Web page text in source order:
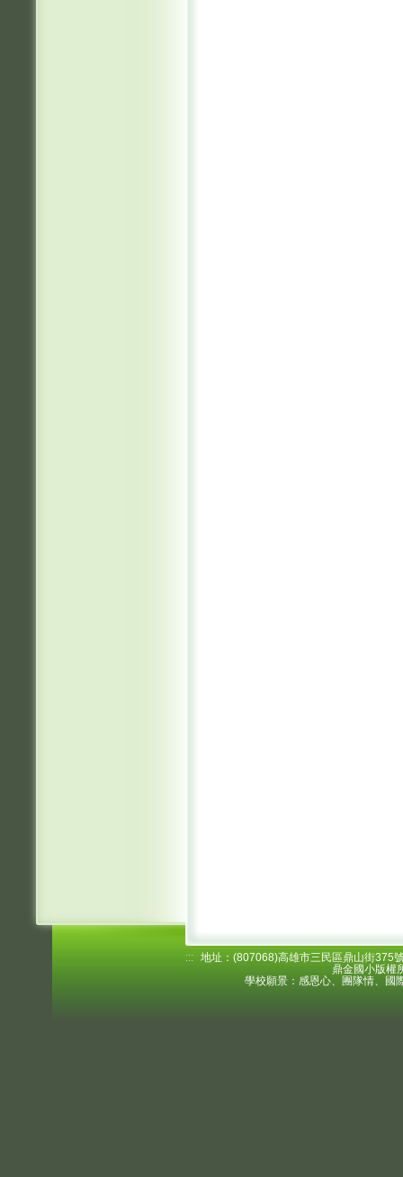
::: 地址：(807068)高雄市三民區鼎山街
鼎金國小版權
學校願景：感恩心、團隊情、國